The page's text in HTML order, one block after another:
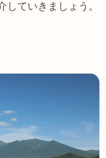
ていきましょう。